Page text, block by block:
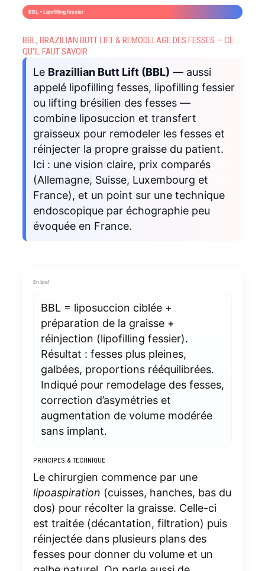
BBL • Lipofilling fessier
BBL, BRAZILIAN BUTT LIFT & REMODELAGE DES FESSES — CE
QU’IL FAUT SAVOIR
Le Brazillian Butt Lift (BBL) — aussi
appelé lipofilling fesses, lipofilling fessier
ou lifting brésilien des fesses —
combine liposuccion et transfert
graisseux pour remodeler les fesses et
réinjecter la propre graisse du patient.
Ici : une vision claire, prix comparés
(Allemagne, Suisse, Luxembourg et
France), et un point sur une technique
endoscopique par échographie peu
évoquée en France.
En bref
BBL = liposuccion ciblée +
préparation de la graisse +
réinjection (lipofilling fessier).
Résultat : fesses plus pleines,
galbées, proportions rééquilibrées.
Indiqué pour remodelage des fesses,
correction d’asymétries et
augmentation de volume modérée
sans implant.
PRINCIPES & TECHNIQUE
Le chirurgien commence par une
lipoaspiration (cuisses, hanches, bas du
dos) pour récolter la graisse. Celle-ci
est traitée (décantation, filtration) puis
réinjectée dans plusieurs plans des
fesses pour donner du volume et un